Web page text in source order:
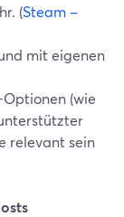
(Steam –
mit eigenen
(wie
relevant sein